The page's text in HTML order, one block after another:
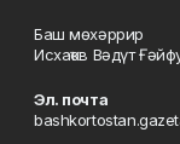
Баш мөхәррир
Исхаҡов Вәдүт
Эл. почта